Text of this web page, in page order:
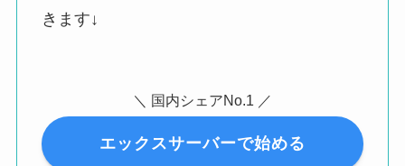
きます↓
＼ 国内シェアNo.1 ／
エックスサーバーで始める